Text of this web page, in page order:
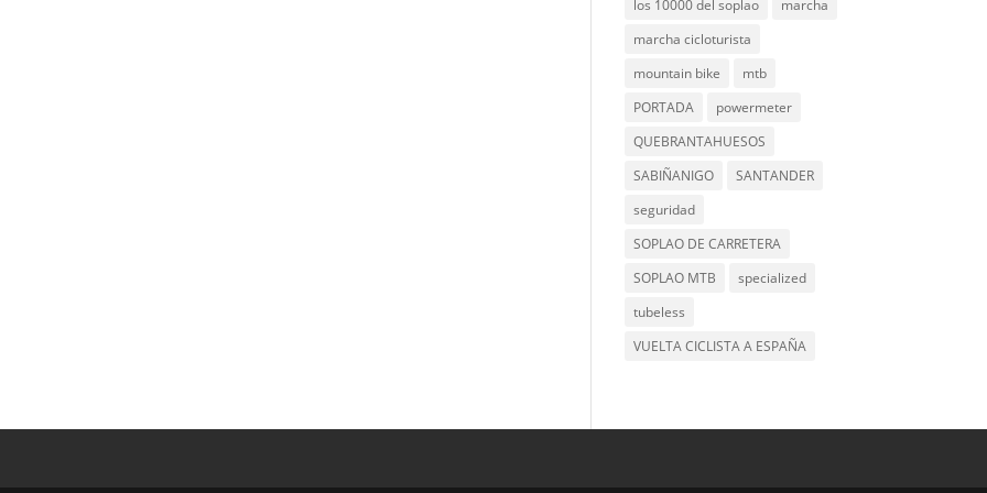
los 10000 del soplao
marcha
marcha cicloturista
mountain bike
mtb
PORTADA
powermeter
QUEBRANTAHUESOS
SABIÑANIGO
SANTANDER
seguridad
SOPLAO DE CARRETERA
SOPLAO MTB
specialized
tubeless
VUELTA CICLISTA A ESPAÑA